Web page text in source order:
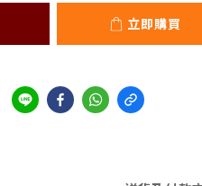
立即購買